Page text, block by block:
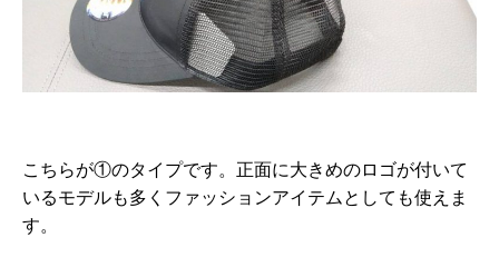
こちらが①のタイプです。正面に大きめのロゴが付いて
いるモデルも多くファッションアイテムとしても使えま
す。